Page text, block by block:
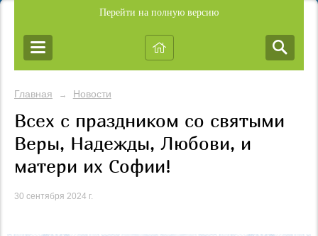
Перейти на полную версию
Главная → Новости
Всех с праздником со святыми
Веры, Надежды, Любови, и
матери их Софии!
30 сентября 2024 г.